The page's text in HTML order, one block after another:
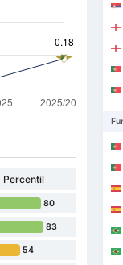
Percentil
80
83
54